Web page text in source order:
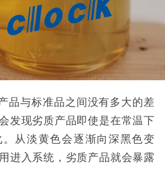
品与标准品之间没有多大的差
发现劣质产品即使是在常温下
从淡黄色会逐渐向深黑色变
进入系统，劣质产品就会暴露